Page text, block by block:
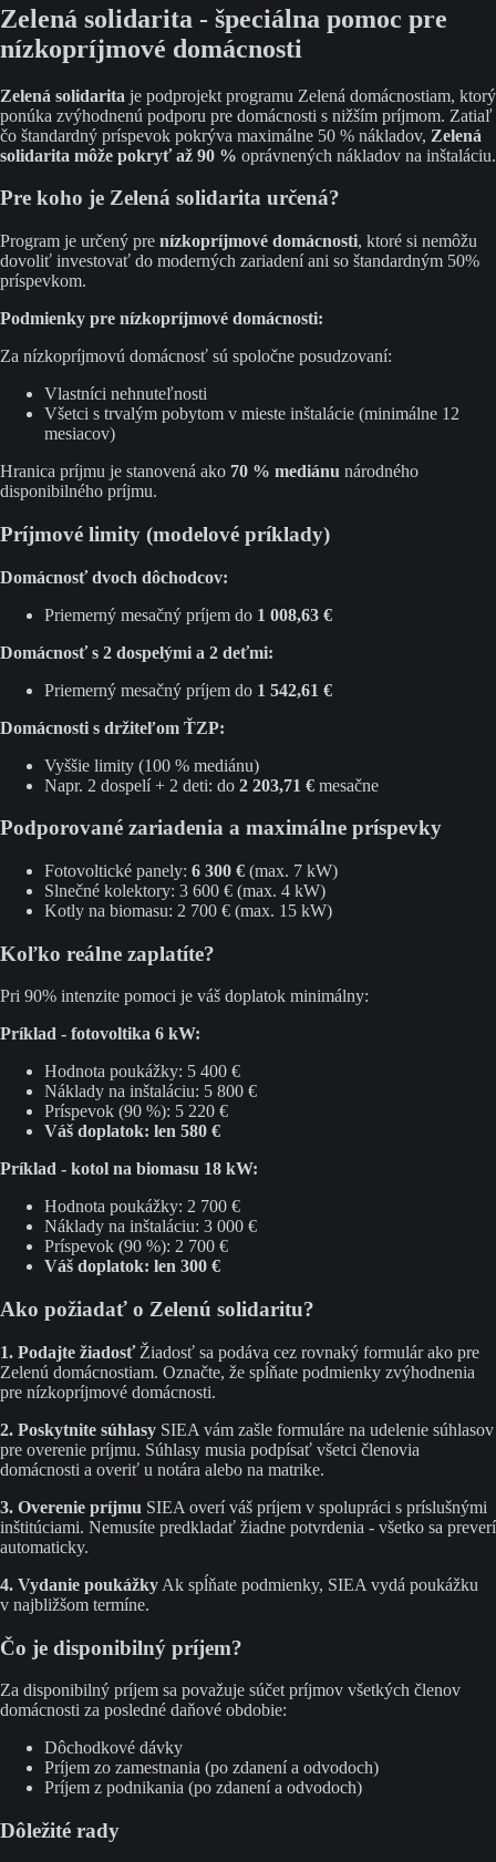
Zelená solidarita - špeciálna pomoc pre
nízkopríjmové domácnosti
Zelená solidarita je podprojekt programu Zelená domácnostiam, ktorý
ponúka zvýhodnenú podporu pre domácnosti s nižším príjmom. Zatiaľ
čo štandardný príspevok pokrýva maximálne 50 % nákladov, Zelená
solidarita môže pokryť až 90 % oprávnených nákladov na inštaláciu.
Pre koho je Zelená solidarita určená?
Program je určený pre nízkopríjmové domácnosti, ktoré si nemôžu
dovoliť investovať do moderných zariadení ani so štandardným 50%
príspevkom.
Podmienky pre nízkopríjmové domácnosti:
Za nízkopríjmovú domácnosť sú spoločne posudzovaní:
Vlastníci nehnuteľnosti
Všetci s trvalým pobytom v mieste inštalácie (minimálne 12
mesiacov)
Hranica príjmu je stanovená ako 70 % mediánu národného
disponibilného príjmu.
Príjmové limity (modelové príklady)
Domácnosť dvoch dôchodcov:
Priemerný mesačný príjem do 1 008,63 €
Domácnosť s 2 dospelými a 2 deťmi:
Priemerný mesačný príjem do 1 542,61 €
Domácnosti s držiteľom ŤZP:
Vyššie limity (100 % mediánu)
Napr. 2 dospelí + 2 deti: do 2 203,71 € mesačne
Podporované zariadenia a maximálne príspevky
Fotovoltické panely: 6 300 € (max. 7 kW)
Slnečné kolektory: 3 600 € (max. 4 kW)
Kotly na biomasu: 2 700 € (max. 15 kW)
Koľko reálne zaplatíte?
Pri 90% intenzite pomoci je váš doplatok minimálny:
Príklad - fotovoltika 6 kW:
Hodnota poukážky: 5 400 €
Náklady na inštaláciu: 5 800 €
Príspevok (90 %): 5 220 €
Váš doplatok: len 580 €
Príklad - kotol na biomasu 18 kW:
Hodnota poukážky: 2 700 €
Náklady na inštaláciu: 3 000 €
Príspevok (90 %): 2 700 €
Váš doplatok: len 300 €
Ako požiadať o Zelenú solidaritu?
1. Podajte žiadosťŽiadosť sa podáva cez rovnaký formulár ako pre
Zelenú domácnostiam. Označte, že spĺňate podmienky zvýhodnenia
pre nízkopríjmové domácnosti.
2. Poskytnite súhlasy SIEA vám zašle formuláre na udelenie súhlasov
pre overenie príjmu. Súhlasy musia podpísať všetci členovia
domácnosti a overiť u notára alebo na matrike.
3. Overenie príjmu SIEA overí váš príjem v spolupráci s príslušnými
inštitúciami. Nemusíte predkladať žiadne potvrdenia - všetko sa preverí
automaticky.
4. Vydanie poukážky Ak spĺňate podmienky, SIEA vydá poukážku
v najbližšom termíne.
Čo je disponibilný príjem?
Za disponibilný príjem sa považuje súčet príjmov všetkých členov
domácnosti za posledné daňové obdobie:
Dôchodkové dávky
Príjem zo zamestnania (po zdanení a odvodoch)
Príjem z podnikania (po zdanení a odvodoch)
Dôležité rady